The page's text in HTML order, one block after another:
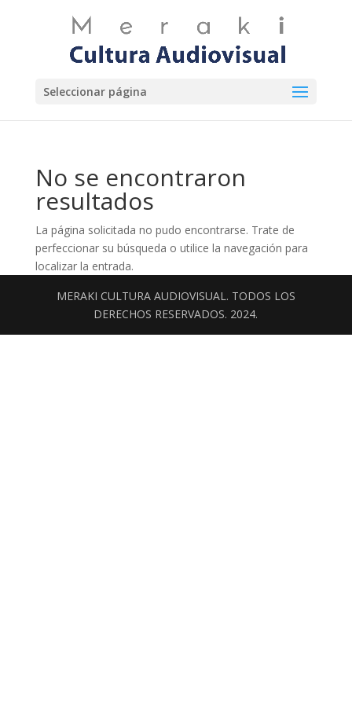
Seleccionar página
No se encontraron
resultados
La página solicitada no pudo encontrarse. Trate de
perfeccionar su búsqueda o utilice la navegación para
localizar la entrada.
MERAKI CULTURA AUDIOVISUAL. TODOS LOS
DERECHOS RESERVADOS. 2024.